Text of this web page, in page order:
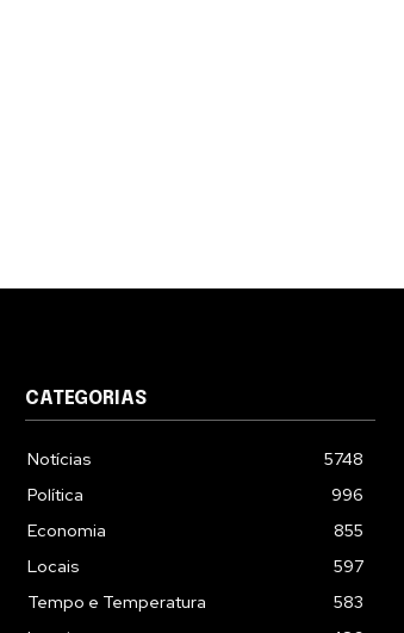
CATEGORIAS
Notícias
5748
Política
996
Economia
855
Locais
597
Tempo e Temperatura
583